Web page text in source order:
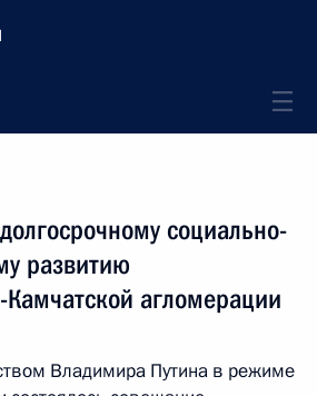
социально-
развитию
Камчатской агломерации
Владимира Путина в режиме